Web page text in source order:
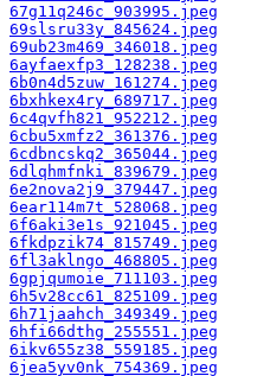
67g11q246c_903995.jpeg
69slsru33y_845624.jpeg
69ub23m469_346018.jpeg
6ayfaexfp3_128238.jpeg
6b0n4d5zuw_161274.jpeg
6bxhkex4ry_689717.jpeg
6c4qvfh821_952212.jpeg
6cbu5xmfz2_361376.jpeg
6cdbncskq2_365044.jpeg
6dlqhmfnki_839679.jpeg
6e2nova2j9_379447.jpeg
6ear114m7t_528068.jpeg
6f6aki3e1s_921045.jpeg
6fkdpzik74_815749.jpeg
6fl3aklngo_468805.jpeg
6gpjqumoie_711103.jpeg
6h5v28cc61_825109.jpeg
6h71jaahch_349349.jpeg
6hfi66dthg_255551.jpeg
6ikv655z38_559185.jpeg
6jea5yv0nk_754369.jpeg